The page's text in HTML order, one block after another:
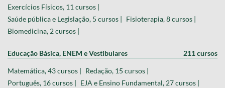
Exercícios Físicos, 11 cursos |
Saúde pública e Legislação, 5 cursos | Fisioterapia, 8 cursos |
Biomedicina, 2 cursos |
Educação Básica, ENEM e Vestibulares 211 cursos
Matemática, 43 cursos | Redação, 15 cursos |
Português, 16 cursos | EJA e Ensino Fundamental, 27 cursos |